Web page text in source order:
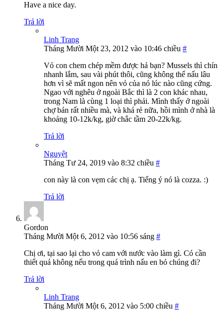
Have a nice day.
Trả lời
Linh Trang
Tháng Mười Một 23, 2012 vào 10:46 chiều #
Vỏ con chem chép mềm được hả bạn? Mussels thì chín
nhanh lắm, sau vài phút thôi, cũng không thể nấu lâu
hơn vì sẽ mất ngon nên vỏ của nó lúc nào cũng cứng.
Ngao với nghêu ở ngoài Bắc thì là 2 con khác nhau,
trong Nam là cùng 1 loại thì phải. Mình thấy ở ngoài
chợ bán rất nhiều mà, và khá rẻ nữa, hồi mình ở nhà là
khoảng 10-12k/kg, giờ chắc tầm 20-22k/kg.
Trả lời
Nguyệt
Tháng Tư 24, 2019 vào 8:32 chiều #
con này là con vẹm các chị ạ. Tiếng ý nó là cozza. :)
Trả lời
Gordon
Tháng Mười Một 6, 2012 vào 10:56 sáng #
Chị ơi, tại sao lại cho vỏ cam với nước vào làm gì. Có cần
thiết quá không nếu trong quá trình nấu en bỏ chúng đi?
Trả lời
Linh Trang
Tháng Mười Một 6, 2012 vào 5:00 chiều #